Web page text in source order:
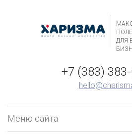
ДЛЯ
+7 (383)
Меню сайта